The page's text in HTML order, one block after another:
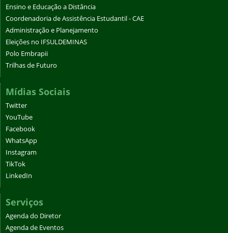
Ensino e Educação a Distância
Coordenadoria de Assistência Estudantil - CAE
Administração e Planejamento
Eleições no IFSULDEMINAS
Polo Embrapii
Trilhas de Futuro
Mídias Sociais
Twitter
YouTube
Facebook
WhatsApp
Instagram
TikTok
LinkedIn
Serviços
Agenda do Diretor
Agenda de Eventos